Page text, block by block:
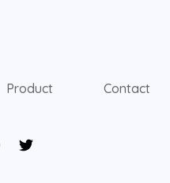
Product Contact